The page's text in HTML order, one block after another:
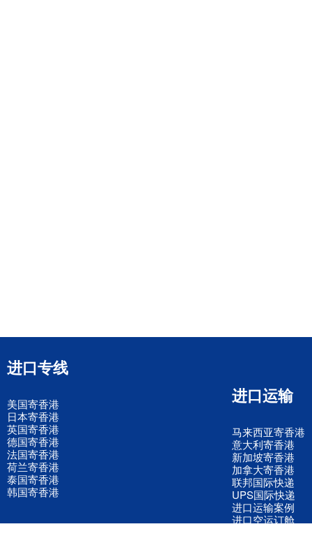
进口专线
美国寄香港
日本寄香港
英国寄香港
德国寄香港
法国寄香港
荷兰寄香港
泰国寄香港
韩国寄香港
进口运输
马来西亚寄香港
意大利寄香港
新加坡寄香港
加拿大寄香港
联邦国际快递
UPS国际快递
进口运输案例
进口空运订舱